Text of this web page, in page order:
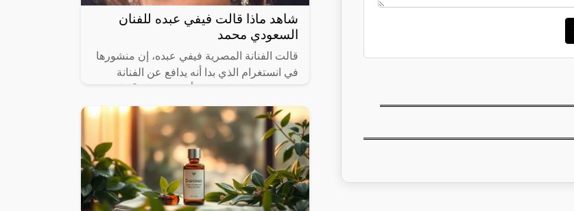
شاهد ماذا قالت فيفي عبده للفنان
السعودي محمد
قالت الفنانة المصرية فيفي عبده، إن منشورها
في انستغرام الذي بدا أنه يدافع عن الفنانة
يكن هدفه مهاجمة الفنان السعودي